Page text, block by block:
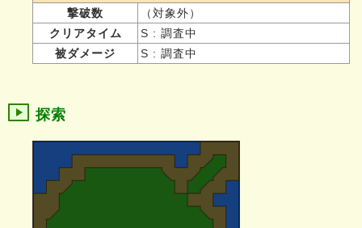
撃破数
（対象外）
クリアタイム
S : 調査中
被ダメージ
S : 調査中
探索